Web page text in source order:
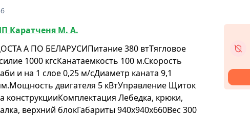
Каратченя М. А.
А ПО БЕЛАРУСИПитание 380 втТягловое
1000 кгсКанатаемкость 100 м.Скорость
и на 1 слое 0,25 м/сДиаметр каната 9,1
двигателя 5 кВтУправление Щиток
конструкцииКомплектация Лебедка, крюки,
верхний блокГабариты 940х940х660Вес 300